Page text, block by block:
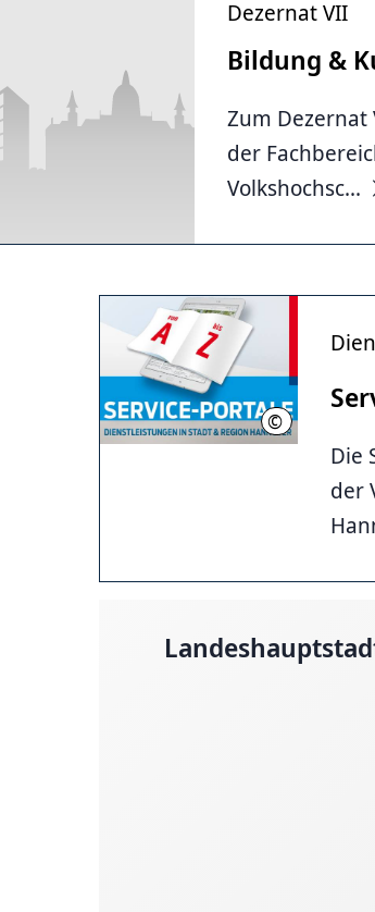
Dezernat VII
Bildung &
Zum
der
Volkshochsc...
© LHH
Die
der